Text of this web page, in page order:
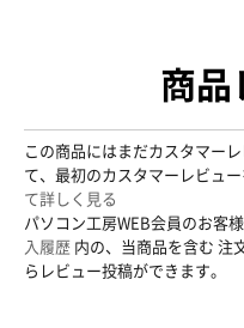
商品
この商品にはまだカスタマー
て、最初のカスタマーレビュ
て詳しく見る
パソコン工房WEB会員のお客
入履歴 内の、当商品を含む 注
らレビュー投稿ができます。